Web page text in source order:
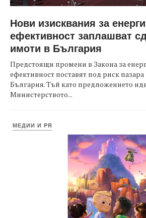
Нови изисквания за
ефективност заплашват
имоти в България
Предстоящи промени в Закона за
ефективност поставят под риск
България. Тъй като предложението
Министерството...
МЕДИИ И PR